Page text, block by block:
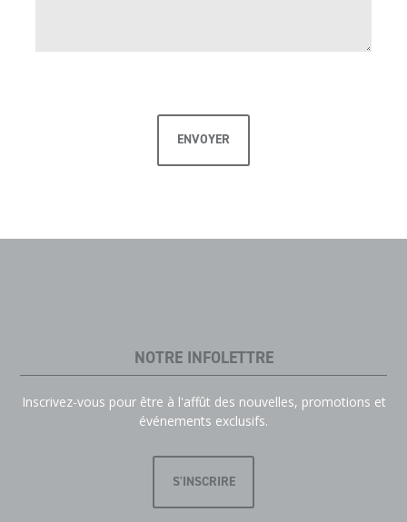
NOTRE INFOLETTRE
Inscrivez-vous pour être à l'affût des nouvelles, promotions et
événements exclusifs.
S'INSCRIRE